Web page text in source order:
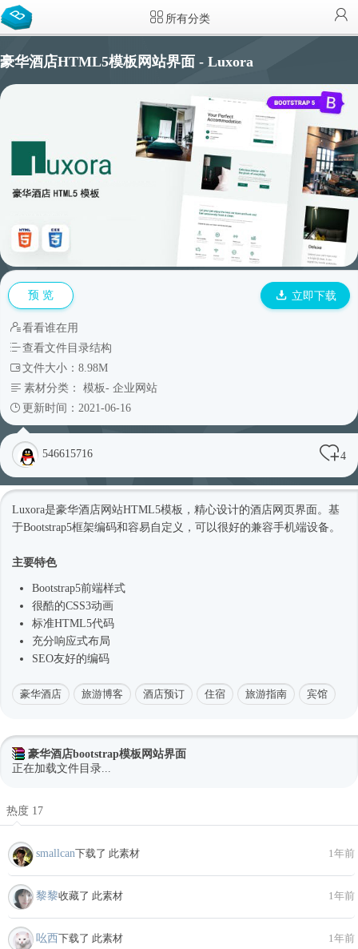
所有分类
豪华酒店HTML5模板网站界面 - Luxora
预 览 立即下载
看看谁在用
查看文件目录结构
文件大小：8.98M
素材分类： 模板- 企业网站
更新时间：2021-06-16
546615716 4
Luxora是豪华酒店网站HTML5模板 ，精心设计的酒店网页界面。基
于Bootstrap5框架编码和容易自定义，可以很好的兼容手机端设备。
主要特色
Bootstrap5前端样式
很酷的CSS3动画
标准HTML5代码
充分响应式布局
SEO友好的编码
豪华酒店 旅游博客 酒店预订 住宿 旅游指南 宾馆
豪华酒店bootstrap模板网站界面
正在加载文件目录...
热度 17
smallcan下载了 此素材 1年前
黎黎收藏了 此素材 1年前
吆西下载了 此素材 1年前